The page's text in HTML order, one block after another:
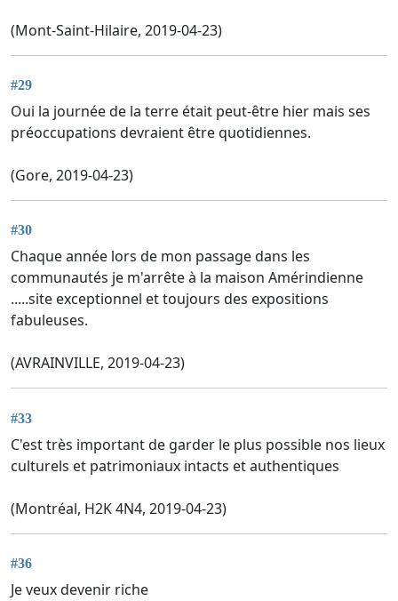
(Mont-Saint-Hilaire, 2019-04-23)
#29
Oui la journée de la terre était peut-être hier mais ses
préoccupations devraient être quotidiennes.
(Gore, 2019-04-23)
#30
Chaque année lors de mon passage dans les
communautés je m'arrête à la maison Amérindienne
.....site exceptionnel et toujours des expositions
fabuleuses.
(AVRAINVILLE, 2019-04-23)
#33
C'est très important de garder le plus possible nos lieux
culturels et patrimoniaux intacts et authentiques
(Montréal, H2K 4N4, 2019-04-23)
#36
Je veux devenir riche